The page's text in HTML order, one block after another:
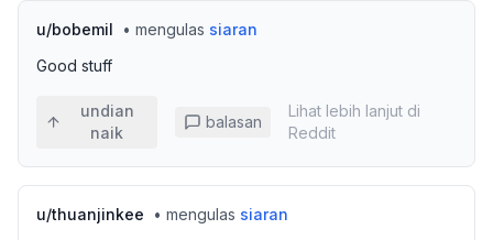
u/bobemil • mengulas siaran
Good stuff
undian
naik
balasan
Lihat lebih lanjut di
Reddit
u/thuanjinkee • mengulas siaran